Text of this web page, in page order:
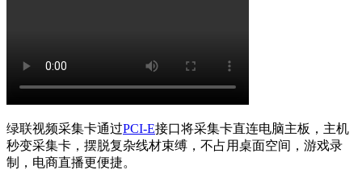
绿联视频采集卡通过PCI-E接口将采集卡直连电脑主板，主机
秒变采集卡，摆脱复杂线材束缚，不占用桌面空间，游戏录
制，电商直播更便捷。